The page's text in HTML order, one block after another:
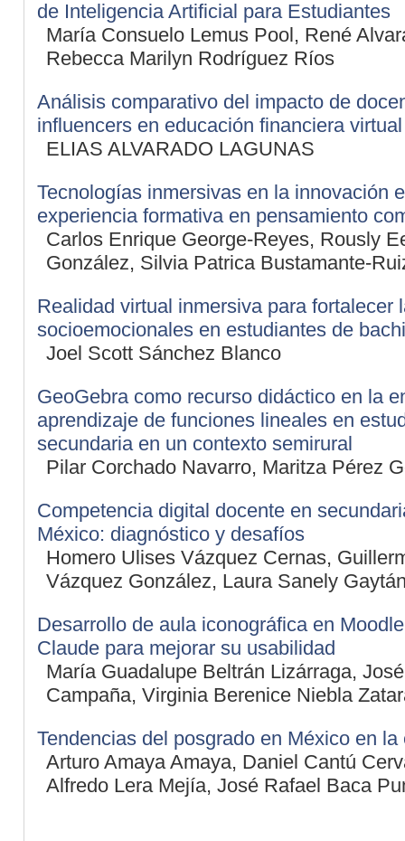
de Inteligencia Artificial para Estudiantes
María Consuelo Lemus Pool, René
Rebecca Marilyn Rodríguez Ríos
Análisis comparativo del impacto de
influencers en educación financiera virtual
ELIAS ALVARADO LAGUNAS
Tecnologías inmersivas en la innovación
experiencia formativa en pensamiento
Carlos Enrique George-Reyes, Rously
González, Silvia Patrica Bustamante-
Realidad virtual inmersiva para fortalecer
socioemocionales en estudiantes de
Joel Scott Sánchez Blanco
GeoGebra como recurso didáctico en la
aprendizaje de funciones lineales en
secundaria en un contexto semirural
Pilar Corchado Navarro, Maritza Pérez
Competencia digital docente en
México: diagnóstico y desafíos
Homero Ulises Vázquez Cernas,
Vázquez González, Laura Sanely
Desarrollo de aula iconográfica en
Claude para mejorar su usabilidad
María Guadalupe Beltrán Lizárraga,
Campaña, Virginia Berenice Niebla
Tendencias del posgrado en México en la
Arturo Amaya Amaya, Daniel Cantú
Alfredo Lera Mejía, José Rafael Baca